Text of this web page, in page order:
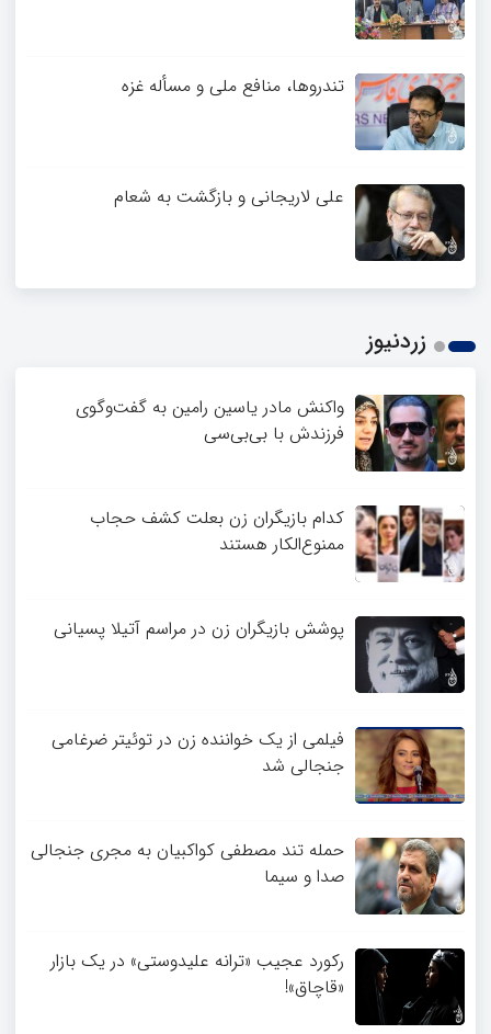
تندروها، منافع ملی و مسأله غزه
علی لاریجانی و بازگشت به شعام
زردنیوز
واکنش مادر یاسین رامین به گفت‌وگوی
فرزندش با بی‌بی‌سی
کدام بازیگران زن بعلت کشف حجاب
ممنوع‌الکار هستند
پوشش بازیگران زن در مراسم آتیلا پسیانی
فیلمی از یک خواننده زن در توئیتر ضرغامی
جنجالی شد
حمله تند مصطفی کواکبیان به مجری جنجالی
صدا و سیما
رکورد عجیب «ترانه علیدوستی» در یک بازار
«قاچاق»!